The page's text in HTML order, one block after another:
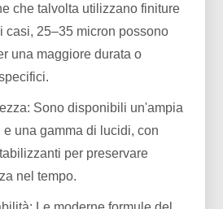
che talvolta utilizzano finiture
casi, 25–35 micron possono
una maggiore durata o
Sono disponibili un'ampia
una gamma di lucidi, con
per preservare
nel tempo.